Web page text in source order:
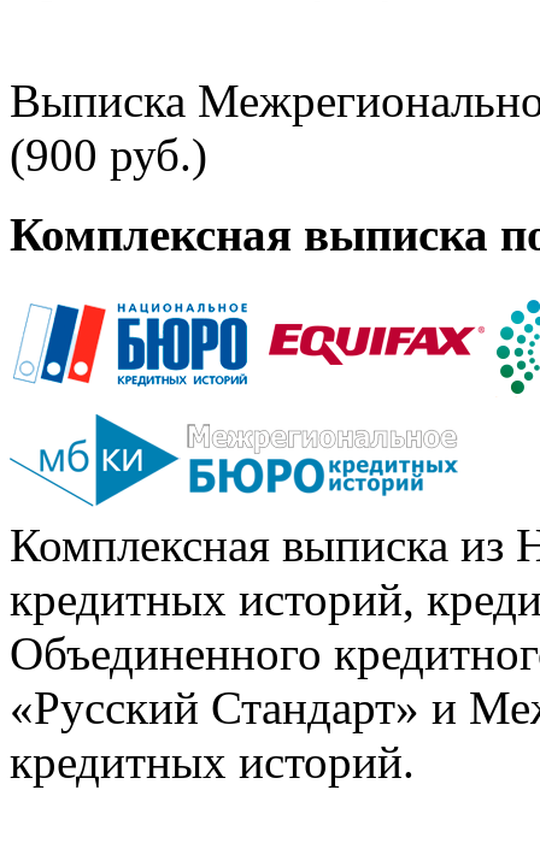
Выписка
(900 руб.)
Комплексная выписка
Комплексная выписка из
кредитных историй,
Объединенного
«Русский Стандарт» и
кредитных историй.